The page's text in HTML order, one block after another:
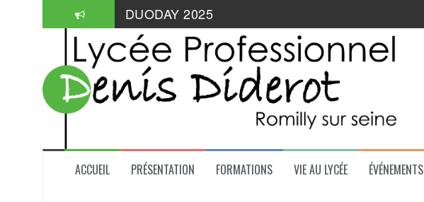
DUODAY 2025
Informations pratiques: aides de la région
Mangabul 2026
ACCUEIL PRÉSENTATION FORMATIONS VIE AU LYCÉE ÉVÉNEMENTS